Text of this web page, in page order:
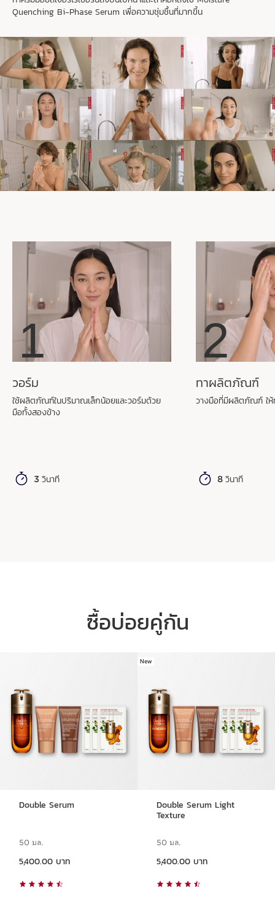
ใหม่
Hydra‑Essentiel [HA
] Bi-
ข้อมูลเพิ่มเติม
HYDRA-ESSENTIEL [HA ]:
มากกว่าความชุ่มชื้น
กลุ่มผลิตภัณฑ์สำหรับผิวขาดน้ำพร้อม
สูตรผสานนวัตกรรม
ประกอบด้วย Hyaluronic Power Complex
ลิขสิทธิ์เฉพาะของคลาแรงส์
ภายนอก
ขณะที่ Leaf of Life ออร์แกนิกช่วยล
Quenching Bi-Phase Serum เพื่อความชุ่มชื้นที่มากขึ้น
1
วอร์ม
ใช้ผลิตภัณฑ์ในปริมาณเล็กน้อยและวอร์มด้วย
มือทั้งสองข้าง
3 วินาที
2
ทาผลิตภัณฑ์
วางมือที่มีผลิตภัณฑ์ ให้
8 วินาที
ซื้อบ่อยคู่กัน
Double Serum
50 มล.
5,400.00 บาท
New
Double Serum Light
Texture
50 มล.
5,400.00 บาท